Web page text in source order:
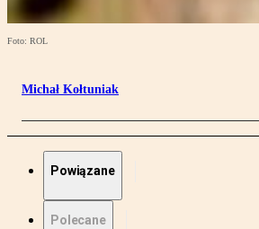
Foto: ROL
Michał Kołtuniak
Powiązane
Polecane